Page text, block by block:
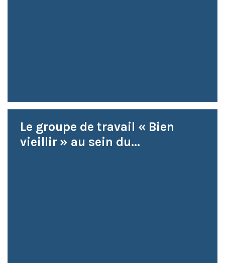
Le groupe de travail « Bien
vieillir » au sein du...